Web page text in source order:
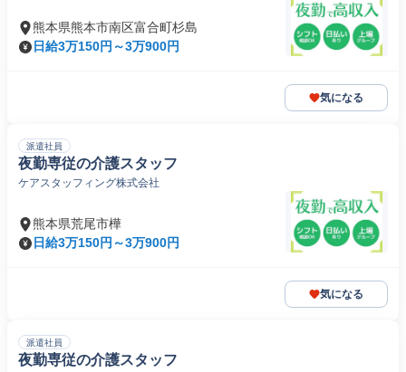
熊本県熊本市南区富合町杉島
日給3万150円～3万900円
気になる
派遣社員
夜勤専従の介護スタッフ
ケアスタッフィング株式会社
熊本県荒尾市樺
日給3万150円～3万900円
気になる
派遣社員
夜勤専従の介護スタッフ